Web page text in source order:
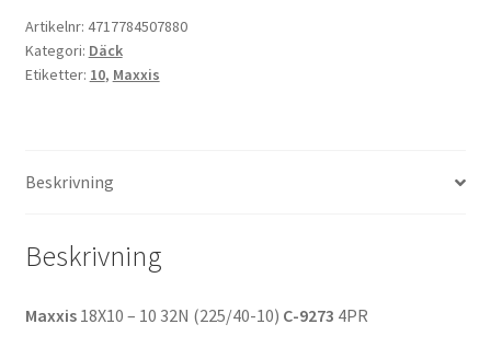
32N
(225/40-
10)
mängd
Artikelnr: 4717784507880
Kategori: Däck
Etiketter: 10, Maxxis
Beskrivning
Beskrivning
Maxxis 18X10 – 10 32N (225/40-10) C-9273 4PR